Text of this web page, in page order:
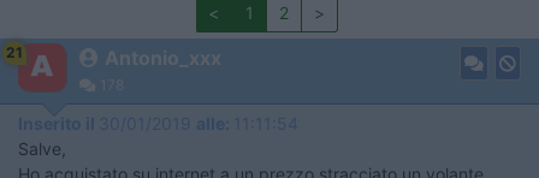
< 1 2 >
21 Antonio_xxx
178
Inserito il 30/01/2019 alle: 11:11:54
Salve,
Ho acquistato su internet a un prezzo stracciato un volante